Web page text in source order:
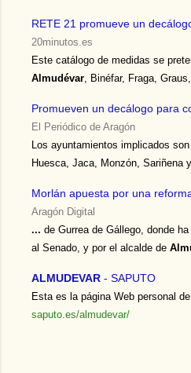
RETE 21 promueve un
20minutos.es
Este catálogo de medidas se
Almudévar, Binéfar, Fraga,
Promueven un decálogo para
El Periódico de Aragón
Los ayuntamientos implicados
Huesca, Jaca, Monzón, Sariñena
Morlán apuesta por una
Aragón Digital
... de Gurrea de Gállego, donde
al Senado, y por el alcalde de
ALMUDEVAR - SAPUTO
Esta es la página Web personal
saputo.es/almudevar/